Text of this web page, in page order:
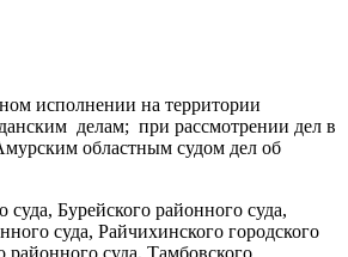
исполнении на территории
делам; при рассмотрении дел в
областным судом дел об
Бурейского районного суда,
суда, Райчихинского городского